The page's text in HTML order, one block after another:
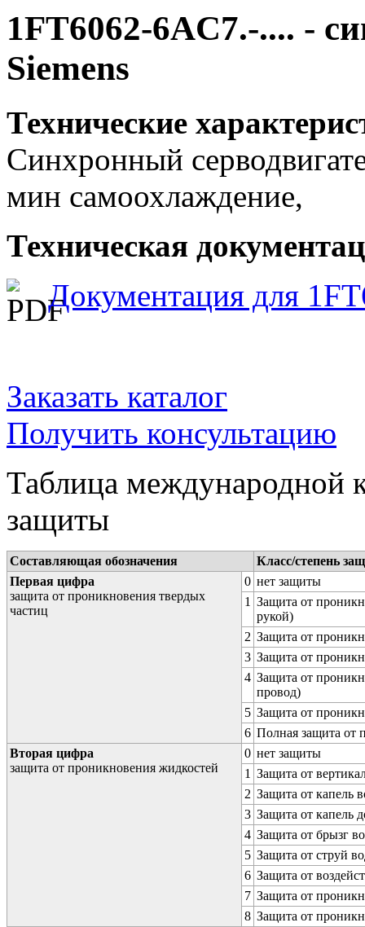
1FT6062-6AC7.-.... -
Siemens
Технические
Синхронный
мин самоохлаждение,
Техническая
Документация для
Заказать каталог
Получить консультацию
Таблица международной
защиты
Составляющая обозначения
Класс/степень
Первая цифра
защита от проникновения твердых
частиц
0 нет защиты
1 Защита от
рукой)
2 Защита от
3 Защита от
4 Защита от
провод)
5 Защита от
6 Полная защита от
Вторая цифра
защита от проникновения жидкостей
0 нет защиты
1 Защита от
2 Защита от капель
3 Защита от капель
4 Защита от брызг
5 Защита от струй
6 Защита от
7 Защита от
8 Защита от